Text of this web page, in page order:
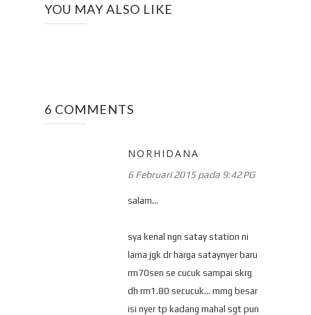
YOU MAY ALSO LIKE
6 COMMENTS
NORHIDANA
6 Februari 2015 pada 9:42 PG
salam...
sya kenal ngn satay station ni
lama jgk dr harga sataynyer baru
rm70sen se cucuk sampai skrg
dh rm1.80 secucuk... mmg besar
isi nyer tp kadang mahal sgt pun